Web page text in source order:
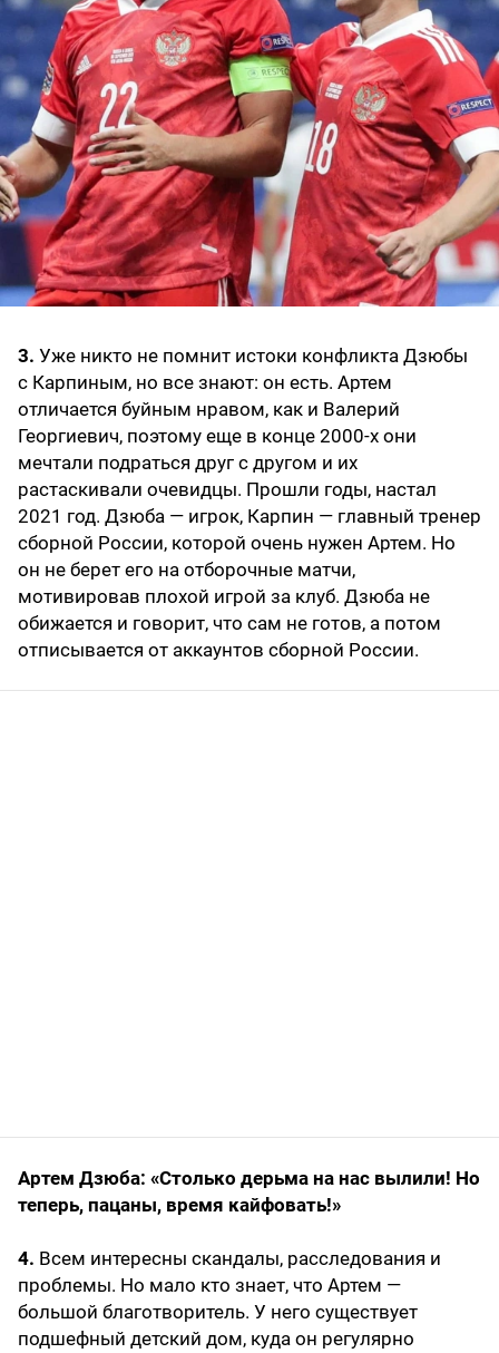
3. Уже никто не помнит истоки конфликта Дзюбы
с Карпиным, но все знают: он есть. Артем
отличается буйным нравом, как и Валерий
Георгиевич, поэтому еще в конце 2000-х они
мечтали подраться друг с другом и их
растаскивали очевидцы. Прошли годы, настал
2021 год. Дзюба — игрок, Карпин — главный тренер
сборной России, которой очень нужен Артем. Но
он не берет его на отборочные матчи,
мотивировав плохой игрой за клуб. Дзюба не
обижается и говорит, что сам не готов, а потом
отписывается от аккаунтов сборной России.
Артем Дзюба: «Столько дерьма на нас вылили! Но
теперь, пацаны, время кайфовать!»
4. Всем интересны скандалы, расследования и
проблемы. Но мало кто знает, что Артем —
большой благотворитель. У него существует
подшефный детский дом, куда он регулярно